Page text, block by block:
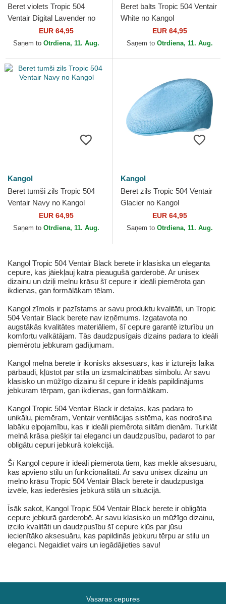
Beret violets Tropic 504
Ventair Digital Lavender no
EUR 64,95
Saņem to Otrdiena, 11. Aug.
Beret balts Tropic 504 Ventair
White no Kangol
EUR 64,95
Saņem to Otrdiena, 11. Aug.
Kangol
Beret tumši zils Tropic 504
Ventair Navy no Kangol
EUR 64,95
Saņem to Otrdiena, 11. Aug.
Kangol
Beret zils Tropic 504 Ventair
Glacier no Kangol
EUR 64,95
Saņem to Otrdiena, 11. Aug.
Kangol Tropic 504 Ventair Black berete ir klasiska un eleganta
cepure, kas jāiekļauj katra pieaugušā garderobē. Ar unisex
dizainu un dziļi melnu krāsu šī cepure ir ideāli piemērota gan
ikdienas, gan formālākam tēlam.
Kangol zīmols ir pazīstams ar savu produktu kvalitāti, un Tropic
504 Ventair Black berete nav izņēmums. Izgatavota no
augstākās kvalitātes materiāliem, šī cepure garantē izturību un
komfortu valkātājam. Tās daudzpusīgais dizains padara to ideāli
piemērotu jebkuram gadījumam.
Kangol melnā berete ir ikonisks aksesuārs, kas ir izturējis laika
pārbaudi, kļūstot par stila un izsmalcinātības simbolu. Ar savu
klasisko un mūžīgo dizainu šī cepure ir ideāls papildinājums
jebkuram tērpam, gan ikdienas, gan formālākam.
Kangol Tropic 504 Ventair Black ir detaļas, kas padara to
unikālu, piemēram, Ventair ventilācijas sistēma, kas nodrošina
labāku elpojamību, kas ir ideāli piemērota siltām dienām. Turklāt
melnā krāsa piešķir tai eleganci un daudzpusību, padarot to par
obligātu cepuri jebkurā kolekcijā.
Šī Kangol cepure ir ideāli piemērota tiem, kas meklē aksesuāru,
kas apvieno stilu un funkcionalitāti. Ar savu unisex dizainu un
melno krāsu Tropic 504 Ventair Black berete ir daudzpusīga
izvēle, kas iederēsies jebkurā stilā un situācijā.
Īsāk sakot, Kangol Tropic 504 Ventair Black berete ir obligāta
cepure jebkurā garderobē. Ar savu klasisko un mūžīgo dizainu,
izcilo kvalitāti un daudzpusību šī cepure kļūs par jūsu
iecienītāko aksesuāru, kas papildinās jebkuru tērpu ar stilu un
eleganci. Negaidiet vairs un iegādājieties savu!
Vasaras cepures